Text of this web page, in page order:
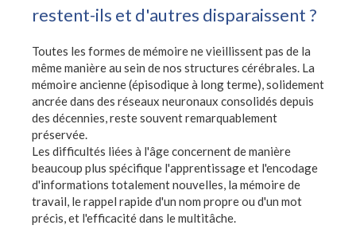
restent-ils et d'autres disparaissent ?
Toutes les formes de mémoire ne vieillissent pas de la
même manière au sein de nos structures cérébrales. La
mémoire ancienne (épisodique à long terme), solidement
ancrée dans des réseaux neuronaux consolidés depuis
des décennies, reste souvent remarquablement
préservée.
Les difficultés liées à l'âge concernent de manière
beaucoup plus spécifique l'apprentissage et l'encodage
d'informations totalement nouvelles, la mémoire de
travail, le rappel rapide d'un nom propre ou d'un mot
précis, et l'efficacité dans le multitâche.